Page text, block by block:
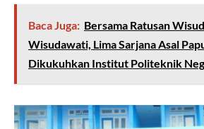
Baca Juga: Bersama Ratusan
Wisudawati, Lima Sarjana Asal
Dikukuhkan Institut Politeknik